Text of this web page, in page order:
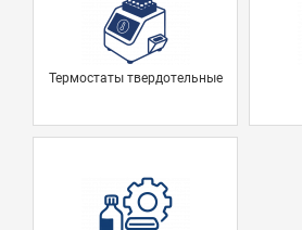
Термостаты твердотельные